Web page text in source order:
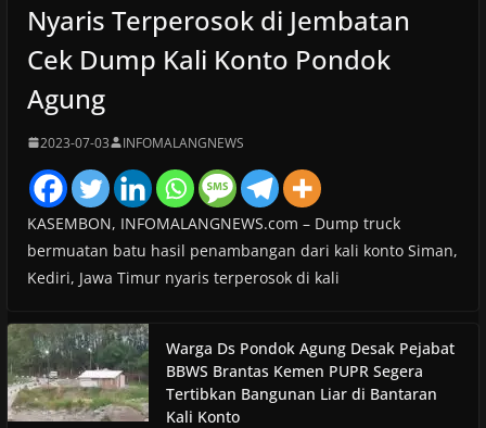
Nyaris Terperosok di Jembatan
Cek Dump Kali Konto Pondok
Agung
2023-07-03 INFOMALANGNEWS
KASEMBON, INFOMALANGNEWS.com – Dump truck
bermuatan batu hasil penambangan dari kali konto Siman,
Kediri, Jawa Timur nyaris terperosok di kali
Warga Ds Pondok Agung Desak Pejabat
BBWS Brantas Kemen PUPR Segera
Tertibkan Bangunan Liar di Bantaran
Kali Konto